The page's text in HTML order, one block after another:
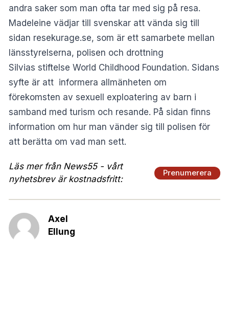
andra saker som man ofta tar med sig på resa.
Madeleine vädjar till svenskar att vända sig till
sidan resekurage.se, som är ett samarbete mellan
länsstyrelserna, polisen och drottning
Silvias stiftelse World Childhood Foundation. Sidans
syfte är att informera allmänheten om
förekomsten av sexuell exploatering av barn i
samband med turism och resande. På sidan finns
information om hur man vänder sig till polisen för
att berätta om vad man sett.
Läs mer från News55 - vårt
nyhetsbrev är kostnadsfritt:
Prenumerera
Axel
Ellung